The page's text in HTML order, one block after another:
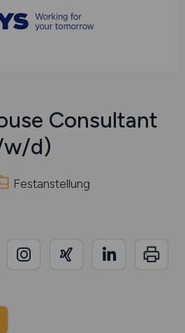
Consultant
d)
Festanstellung